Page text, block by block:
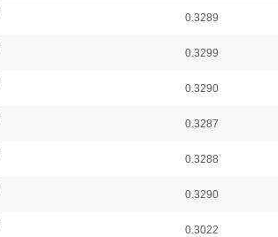
0.3289
0.3299
0.3290
0.3287
0.3288
0.3290
0.3022